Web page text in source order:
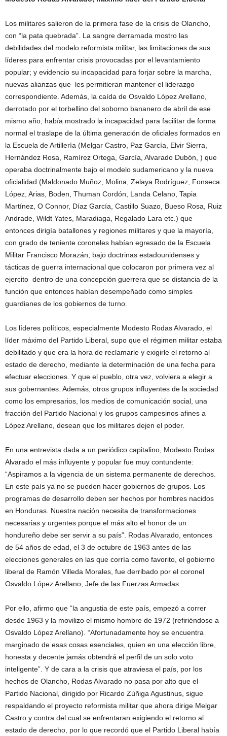
Los militares salieron de la primera fase de la crisis de Olancho,
con “la pata quebrada”. La sangre derramada mostro las
debilidades del modelo reformista militar, las limitaciones de sus
líderes para enfrentar crisis provocadas por el levantamiento
popular; y evidencio su incapacidad para forjar sobre la marcha,
nuevas alianzas que les permitieran mantener el liderazgo
correspondiente. Además, la caída de Osvaldo López Arellano,
derrotado por el torbellino del soborno bananero de abril de ese
mismo año, había mostrado la incapacidad para facilitar de forma
normal el traslape de la última generación de oficiales formados en
la Escuela de Artillería (Melgar Castro, Paz García, Elvir Sierra,
Hernández Rosa, Ramírez Ortega, García, Alvarado Dubón, ) que
operaba doctrinalmente bajo el modelo sudamericano y la nueva
oficialidad (Maldonado Muñoz, Molina, Zelaya Rodríguez, Fonseca
López, Arias, Boden, Thuman Cordón, Landa Celano, Tapia
Martínez, O Connor, Díaz García, Castillo Suazo, Bueso Rosa, Ruiz
Andrade, Wildt Yates, Maradiaga, Regalado Lara etc.) que
entonces dirigía batallones y regiones militares y que la mayoría,
con grado de teniente coroneles habían egresado de la Escuela
Militar Francisco Morazán, bajo doctrinas estadounidenses y
tácticas de guerra internacional que colocaron por primera vez al
ejercito dentro de una concepción guerrera que se distancia de la
función que entonces habían desempeñado como simples
guardianes de los gobiernos de turno.
Los líderes políticos, especialmente Modesto Rodas Alvarado, el
líder máximo del Partido Liberal, supo que el régimen militar estaba
debilitado y que era la hora de reclamarle y exigirle el retorno al
estado de derecho, mediante la determinación de una fecha para
efectuar elecciones. Y que el pueblo, otra vez, volviera a elegir a
sus gobernantes. Además, otros grupos influyentes de la sociedad
como los empresarios, los medios de comunicación social, una
fracción del Partido Nacional y los grupos campesinos afines a
López Arellano, desean que los militares dejen el poder.
En una entrevista dada a un periódico capitalino, Modesto Rodas
Alvarado el más influyente y popular fue muy contundente:
“Aspiramos a la vigencia de un sistema permanente de derechos.
En este país ya no se pueden hacer gobiernos de grupos. Los
programas de desarrollo deben ser hechos por hombres nacidos
en Honduras. Nuestra nación necesita de transformaciones
necesarias y urgentes porque el más alto el honor de un
hondureño debe ser servir a su país”. Rodas Alvarado, entonces
de 54 años de edad, el 3 de octubre de 1963 antes de las
elecciones generales en las que corría como favorito, el gobierno
liberal de Ramón Villeda Morales, fue derribado por el coronel
Osvaldo López Arellano, Jefe de las Fuerzas Armadas.
Por ello, afirmo que “la angustia de este país, empezó a correr
desde 1963 y la movilizo el mismo hombre de 1972 (refiriéndose a
Osvaldo López Arellano). “Afortunadamente hoy se encuentra
marginado de esas cosas esenciales, quien en una elección libre,
honesta y decente jamás obtendrá el perfil de un solo voto
inteligente”. Y de cara a la crisis que atraviesa el país, por los
hechos de Olancho, Rodas Alvarado no pasa por alto que el
Partido Nacional, dirigido por Ricardo Zúñiga Agustinus, sigue
respaldando el proyecto reformista militar que ahora dirige Melgar
Castro y contra del cual se enfrentaran exigiendo el retorno al
estado de derecho, por lo que recordó que el Partido Liberal había